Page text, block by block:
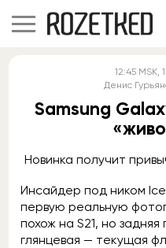
12:45 MSK,
Денис
Samsung
Новинка получит
Инсайдер под ником
первую реальную
похож на S21, но задняя
глянцевая — текущая